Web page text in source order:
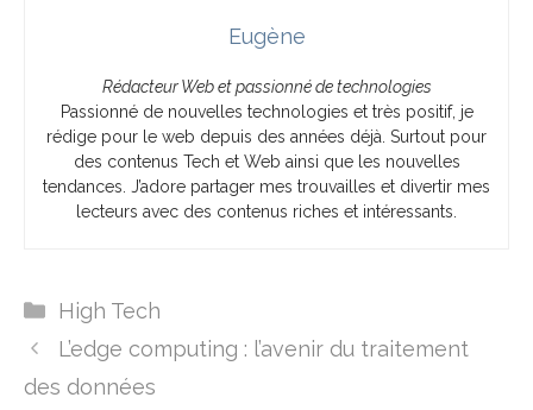
Eugène
Rédacteur Web et passionné de technologies
Passionné de nouvelles technologies et très positif, je
rédige pour le web depuis des années déjà. Surtout pour
des contenus Tech et Web ainsi que les nouvelles
tendances. J’adore partager mes trouvailles et divertir mes
lecteurs avec des contenus riches et intéressants.
Catégories
High Tech
L’edge computing : l’avenir du traitement
des données